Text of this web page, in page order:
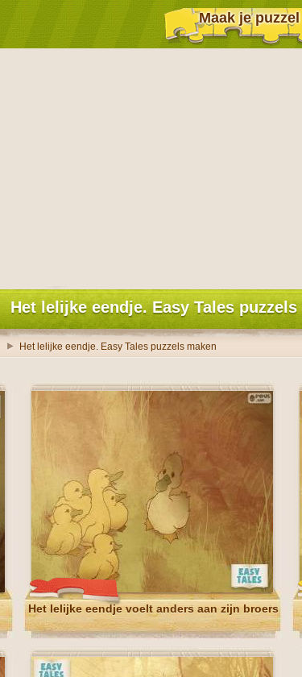
Maak je puzzel
Het lelijke eendje. Easy Tales puzzels
Het lelijke eendje. Easy Tales puzzels maken
Het lelijke eendje voelt anders aan zijn broers